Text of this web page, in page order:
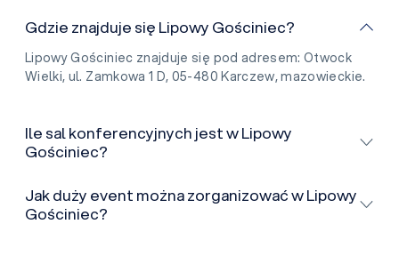
Gdzie znajduje się Lipowy Gościniec?
Lipowy Gościniec znajduje się pod adresem: Otwock
Wielki, ul. Zamkowa 1 D, 05-480 Karczew, mazowieckie.
Ile sal konferencyjnych jest w Lipowy
Gościniec?
Jak duży event można zorganizować w Lipowy
Gościniec?